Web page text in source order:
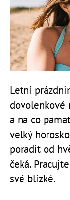
Letní
dovolenkové
a na co
velký
poradit od
čeká.
své blízké.